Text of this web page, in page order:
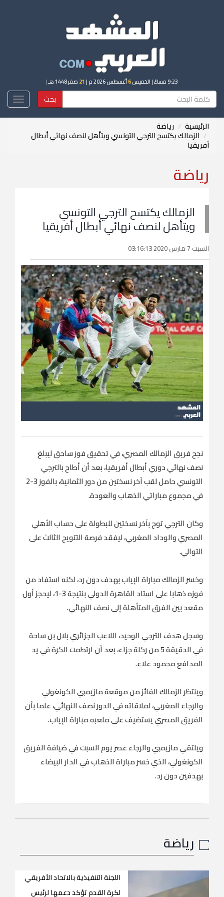
9:23 مساءً | الخميس6أغسطس 2026 م | 21 صفر 1448 هـ |
بحث
الرئيسية رياضة
الزمالك يكتسح الترجي التونسي ويتأهل لنصف نهائي أبطال
أفريقيا
رياضة
الزمالك يكتسح الترجي التونسي
ويتأهل لنصف نهائي أبطال أفريقيا
السبت 7 مارس 2020 03:16:13
نجح فريق الزمالك المصري، في تحقيق فوز ساحق ليبلغ
نصف نهائي دوري أبطال أفريقيا، بعد أن أطاح بالترجي
التونسي حامل لقب آخر نسختين من دور الثمانية، بالفوز 3-2
في مجموع مباراتي الذهاب والعودة.
وكان الترجي توج بآخر نسختين للبطولة على حساب الأهلي
المصري والوداد المغربي، ليفقد فرصة التتويج الثالث على
التوالي.
وخسر الزمالك مباراة الإياب بهدف دون رد، لكنه استفاد من
فوزه ذهابا على استاد القاهرة الدولي بنتيجة 3-1، ليحجز أول
مقعد بين الفرق المتأهلة إلى نصف النهائي.
وسجل هدف الترجي الوحيد، اللاعب الجزائري بلال بن ساحة
في الدقيقة 5 من ركلة جزاء، بعد أن ارتطمت الكرة في يد
المدافع محمود علاء.
وينتظر الزمالك الفائز من موقعة مازيمبي الكونغولي
والرجاء المغربي، لملاقاته في الدور نصف النهائي، علما بأن
الفريق المصري يستضيف على ملعبه مباراة الإياب.
ويلتقي مازيمبي والرجاء عصر يوم السبت في ضيافة الفريق
الكونغولي، الذي خسر مباراة الذهاب في الدار البيضاء
بهدفين دون رد.
رياضة
اللجنة التنفيذية بالاتحاد الأفريقي
لكرة القدم تؤكد دعمها لرئيس